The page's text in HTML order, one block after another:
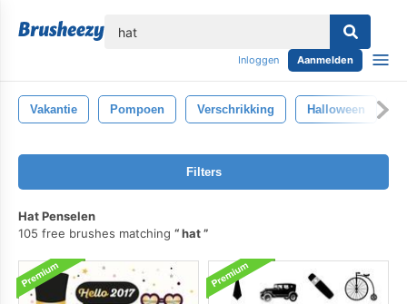
Inloggen Aanmelden
Vakantie Pompoen Verschrikking Halloween
Filters
Hat Penselen
105 free brushes matching
hat